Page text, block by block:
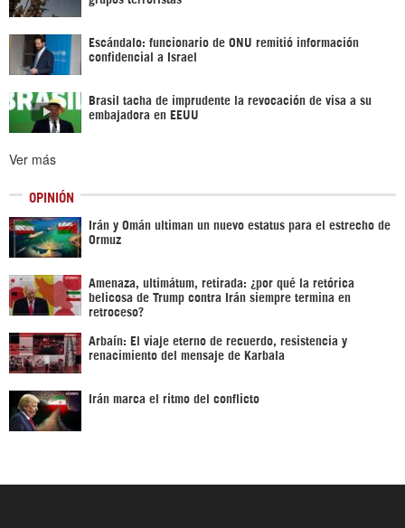
Escándalo: funcionario de ONU remitió información
confidencial a Israel
Brasil tacha de imprudente la revocación de visa a su
embajadora en EEUU
Ver más
OPINIÓN
Irán y Omán ultiman un nuevo estatus para el estrecho de
Ormuz
Amenaza, ultimátum, retirada: ¿por qué la retórica
belicosa de Trump contra Irán siempre termina en
retroceso?
Arbaín: El viaje eterno de recuerdo, resistencia y
renacimiento del mensaje de Karbala
Irán marca el ritmo del conflicto